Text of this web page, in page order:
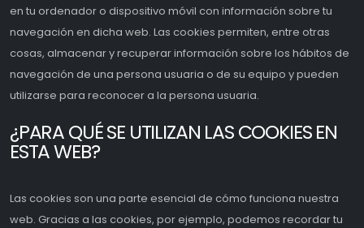
en tu ordenador o dispositivo móvil con información sobre tu
navegación en dicha web. Las cookies permiten, entre otras
cosas, almacenar y recuperar información sobre los hábitos de
navegación de una persona usuaria o de su equipo y pueden
utilizarse para reconocer a la persona usuaria.
¿PARA QUÉ SE UTILIZAN LAS COOKIES EN
ESTA WEB?
Las cookies son una parte esencial de cómo funciona nuestra
web. Gracias a las cookies, por ejemplo, podemos recordar tu